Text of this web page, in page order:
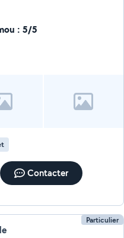
: 5/5
Contacter
Particulier